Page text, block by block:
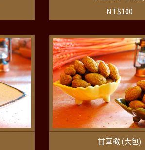
NT$100
甘草橄 (大包)